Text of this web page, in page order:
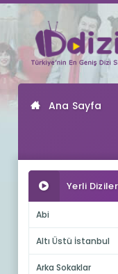
Ana Sayfa
Yerli Diziler
Abi
Altı Üstü İstanbul
Arka Sokaklar